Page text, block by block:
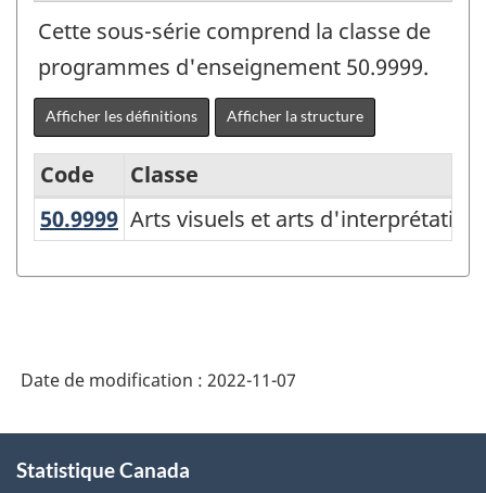
Cette sous-série comprend la classe de
programmes d'enseignement 50.9999.
Afficher les définitions Afficher la structure
Classification
(CPE)
2021
version
Code
Classe
50.9999 Arts visuels et arts
Arts visuels et arts d'interprétation
Date de modification : 2022-11-07
propos
Statistique Canada